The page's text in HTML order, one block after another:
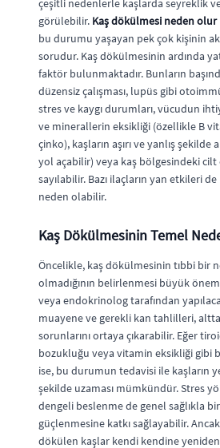
çeşitli nedenlerle kaşlarda seyreklik
görülebilir. Kaş dökülmesi neden olur
bu durumu yaşayan pek çok kişinin
sorudur. Kaş dökülmesinin ardında
faktör bulunmaktadır. Bunların
düzensiz çalışması, lupüs gibi
stres ve kaygı durumları, vücudun
ve minerallerin eksikliği (özellikle B
çinko), kaşların aşırı ve yanlış şekilde
yol açabilir) veya kaş bölgesindeki cilt
sayılabilir. Bazı ilaçların yan etkileri
neden olabilir.
Kaş Dökülmesinin Temel
Öncelikle, kaş dökülmesinin tıbbi bir
olmadığının belirlenmesi büyük
veya endokrinolog tarafından
muayene ve gerekli kan tahlilleri,
sorunlarını ortaya çıkarabilir. Eğer
bozukluğu veya vitamin eksikliği gibi
ise, bu durumun tedavisi ile kaşların
şekilde uzaması mümkündür. Stres
dengeli beslenme de genel sağlıkla
güçlenmesine katkı sağlayabilir.
dökülen kaşlar kendi kendine